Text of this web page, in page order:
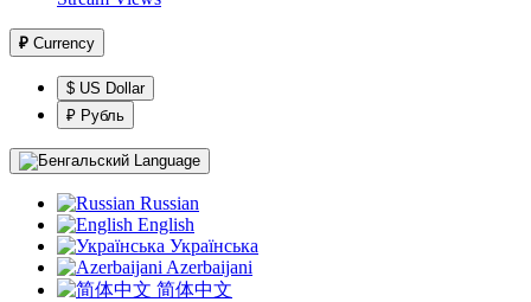
₽ Currency
$ US Dollar
₽ Рубль
Language
Russian
English
Українська
Azerbaijani
简体中文